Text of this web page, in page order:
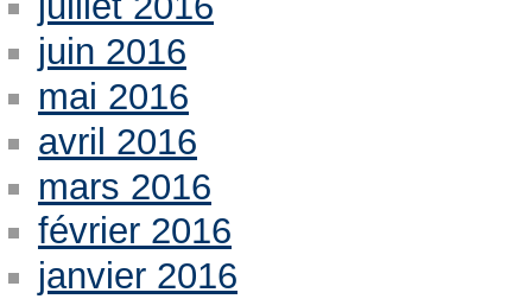
juin 2016
mai 2016
avril 2016
mars 2016
février 2016
janvier 2016